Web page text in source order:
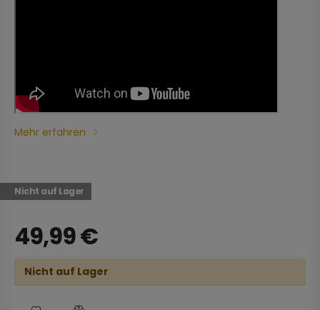
Mehr erfahren
Nicht auf Lager
49,99€
Nicht auf Lager